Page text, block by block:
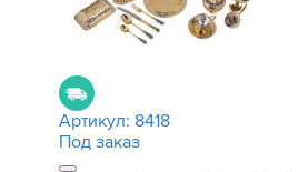
Артикул: 8418
Под заказ